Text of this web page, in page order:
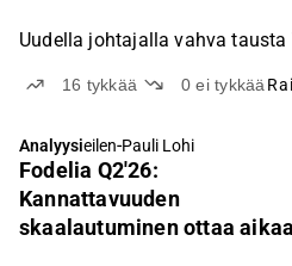
Uudella johtajalla vahva
16 tykkää 0ei tykkää
Analyysieilen-Pauli Lohi
Fodelia Q2'26:
Kannattavuuden
skaalautuminen ottaa aikaa